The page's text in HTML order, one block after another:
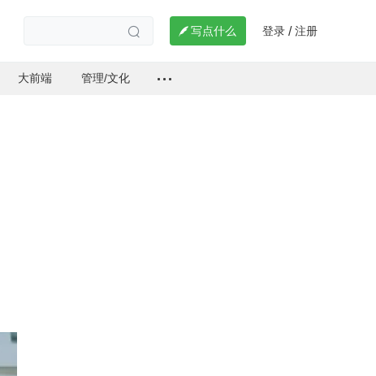
  写点什么 登录 / 注册
大前端 管理/文化